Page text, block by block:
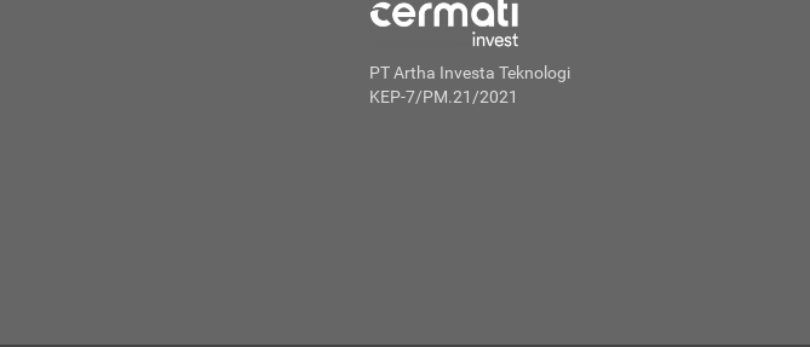
PT Artha Investa Teknologi
KEP-7/PM.21/2021